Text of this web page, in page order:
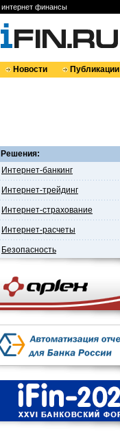
интернет финансы
Новости Публикации
Решения:
Интернет-банкинг
Интернет-трейдинг
Интернет-страхование
Интернет-расчеты
Безопасность